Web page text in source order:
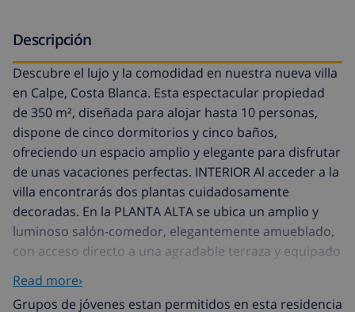
Descripción
Descubre el lujo y la comodidad en nuestra nueva villa
en Calpe, Costa Blanca. Esta espectacular propiedad
de 350 m², diseñada para alojar hasta 10 personas,
dispone de cinco dormitorios y cinco baños,
ofreciendo un espacio amplio y elegante para disfrutar
de unas vacaciones perfectas. INTERIOR Al acceder a la
villa encontrarás dos plantas cuidadosamente
decoradas. En la PLANTA ALTA se ubica un amplio y
luminoso salón-comedor, elegantemente amueblado,
con acceso directo a una agradable terraza y equipado
con aire acondicionado, lo que garantiza un ambiente
confortable durante todo el año. La cocina
Read more›
Grupos de jóvenes estan permitidos en esta residencia